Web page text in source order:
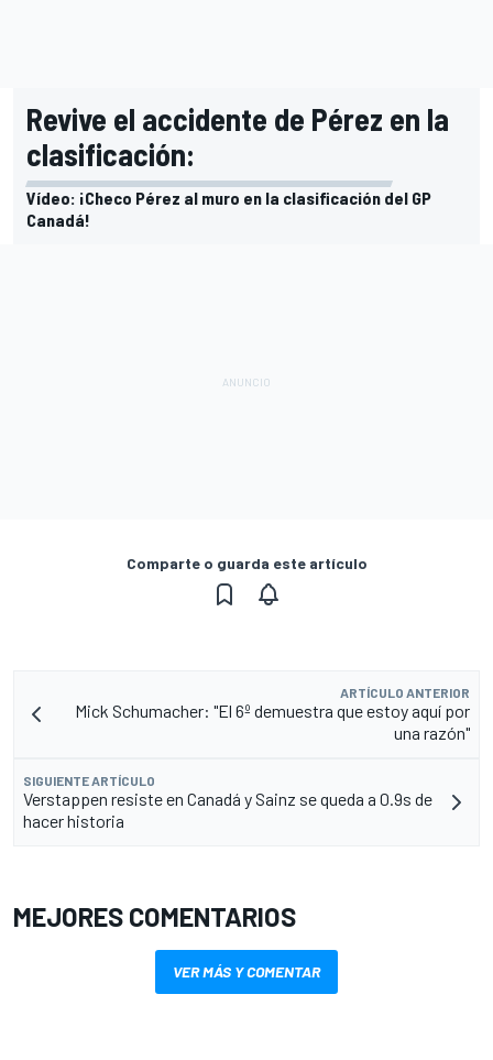
Revive el accidente de Pérez en la
clasificación:
Vídeo: ¡Checo Pérez al muro en la clasificación del GP
Canadá!
Comparte o guarda este artículo
ARTÍCULO ANTERIOR
Mick Schumacher: "El 6º demuestra que estoy aquí por
una razón"
SIGUIENTE ARTÍCULO
Verstappen resiste en Canadá y Sainz se queda a 0.9s de
hacer historia
MEJORES COMENTARIOS
VER MÁS Y COMENTAR